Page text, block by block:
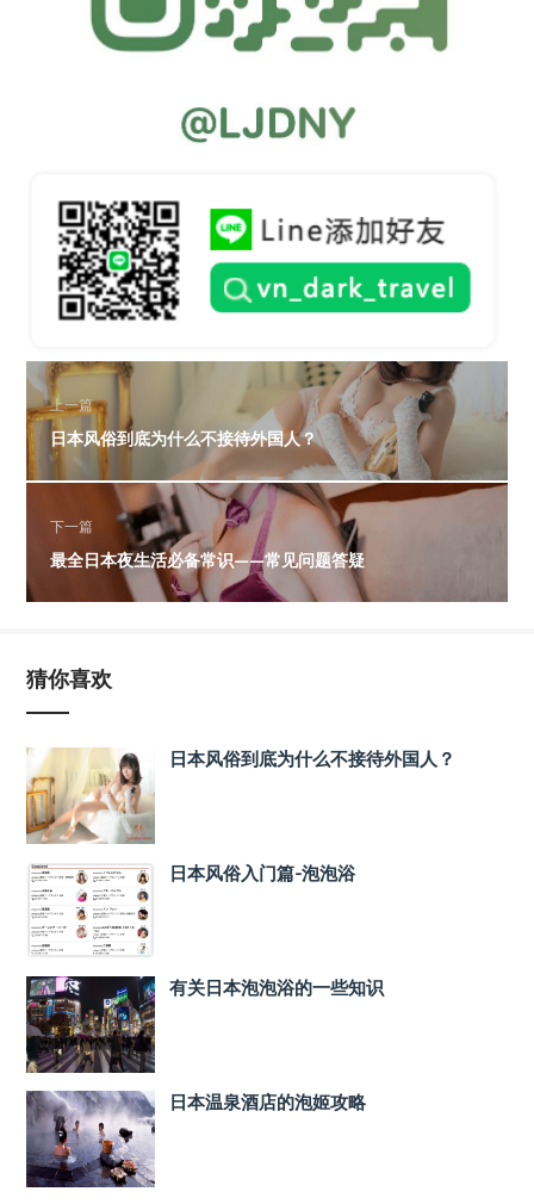
上一篇
日本风俗到底为什么不接待外国人？
下一篇
最全日本夜生活必备常识——常见问题答疑
猜你喜欢
日本风俗到底为什么不接待外国人？
日本风俗入门篇-泡泡浴
有关日本泡泡浴的一些知识
日本温泉酒店的泡姬攻略